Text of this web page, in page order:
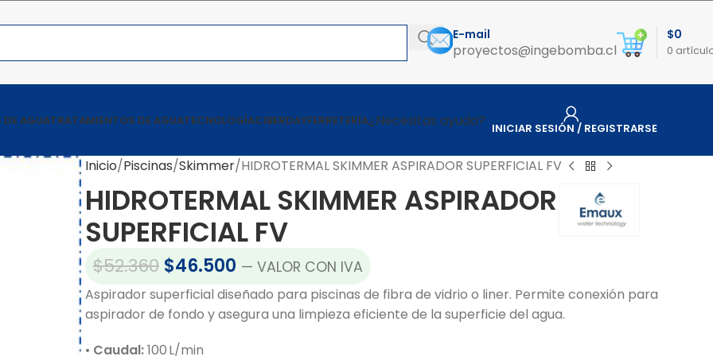
E-mail
proyectos@ingebomba.cl 0
$0
DE AGUATRATAMIENTOS DE AGUATECNOLOGÍACIBERDAYFERRETERÍA¿Necesitas ayuda? INICIAR SESIÓN / REGISTRARSE
Inicio Piscinas Skimmer HIDROTERMAL SKIMMER ASPIRADOR SUPERFICIAL FV
HIDROTERMAL SKIMMER ASPIRADOR
SUPERFICIAL FV
$52.360 $46.500 — VALOR CON IVA
Aspirador superficial diseñado para piscinas de fibra de vidrio o liner. Permite conexión para
aspirador de fondo y asegura una limpieza eficiente de la superficie del agua.
• Caudal:100 L/min